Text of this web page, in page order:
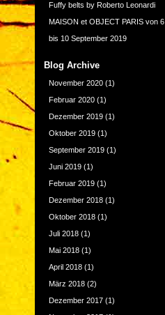
Fuffy belts by Roberto Leonardi
MAISON et OBJECT PARIS von 6
bis 10 September 2019
Blog Archive
November 2020 (1)
Februar 2020 (1)
Dezember 2019 (1)
Oktober 2019 (1)
September 2019 (1)
Juni 2019 (1)
Februar 2019 (1)
Dezember 2018 (1)
Oktober 2018 (1)
Juli 2018 (1)
Mai 2018 (1)
April 2018 (1)
März 2018 (2)
Dezember 2017 (1)